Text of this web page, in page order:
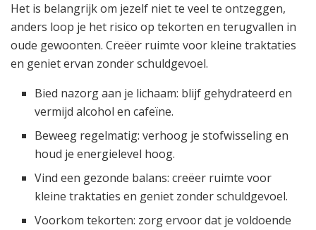
Het is belangrijk om jezelf niet te veel te ontzeggen,
anders loop je het risico op tekorten en terugvallen in
oude gewoonten. Creëer ruimte voor kleine traktaties
en geniet ervan zonder schuldgevoel.
Bied nazorg aan je lichaam: blijf gehydrateerd en
vermijd alcohol en cafeïne.
Beweeg regelmatig: verhoog je stofwisseling en
houd je energielevel hoog.
Vind een gezonde balans: creëer ruimte voor
kleine traktaties en geniet zonder schuldgevoel.
Voorkom tekorten: zorg ervoor dat je voldoende